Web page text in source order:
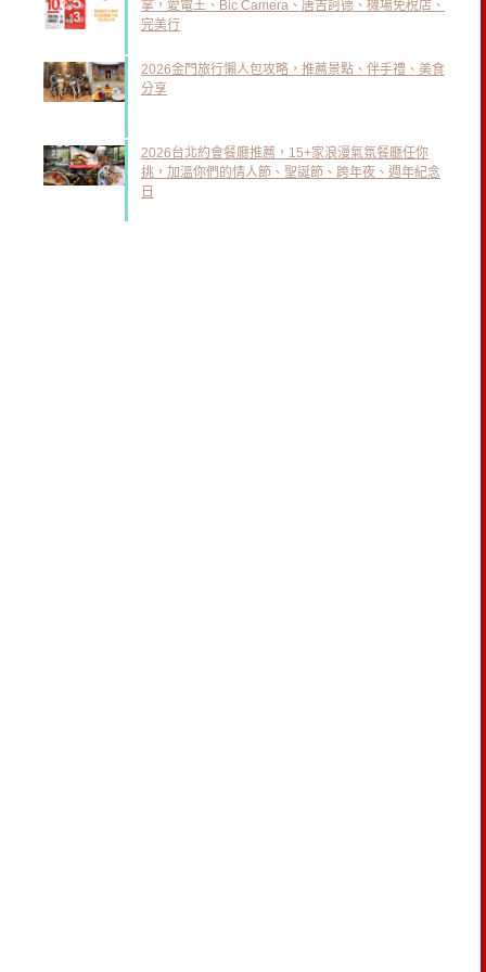
拿，愛電王、Bic Camera、唐吉訶德、機場免稅店、
完美行
2026金門旅行懶人包攻略，推薦景點、伴手禮、美食
分享
2026台北約會餐廳推薦，15+家浪漫氣氛餐廳任你
挑，加溫你們的情人節、聖誕節、跨年夜、週年紀念
日